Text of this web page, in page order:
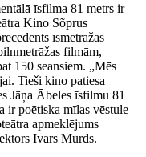
īsfilma 81 metrs ir
Kino Sõprus
īsmetrāžas
filmām,
150 seansiem. „Mēs
Tieši kino patiesa
Jāņa Ābeles īsfilmu 81
ir poētiska mīlas vēstule
apmeklējums
Ivars Murds.